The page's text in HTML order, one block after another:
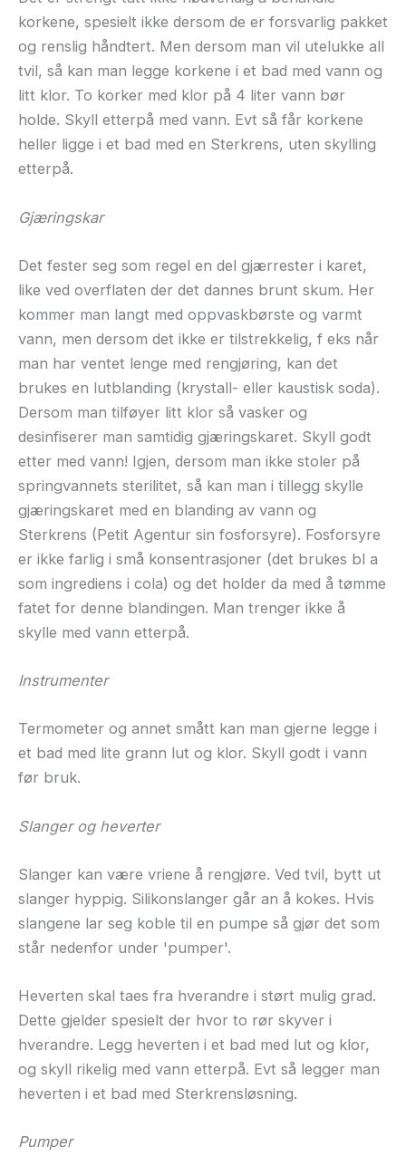
korkene, spesielt ikke dersom de er forsvarlig pakket
og renslig håndtert. Men dersom man vil utelukke all
tvil, så kan man legge korkene i et bad med vann og
litt klor. To korker med klor på 4 liter vann bør
holde. Skyll etterpå med vann. Evt så får korkene
heller ligge i et bad med en Sterkrens, uten skylling
etterpå.
Gjæringskar
Det fester seg som regel en del gjærrester i karet,
like ved overflaten der det dannes brunt skum. Her
kommer man langt med oppvaskbørste og varmt
vann, men dersom det ikke er tilstrekkelig, f eks når
man har ventet lenge med rengjøring, kan det
brukes en lutblanding (krystall- eller kaustisk soda).
Dersom man tilføyer litt klor så vasker og
desinfiserer man samtidig gjæringskaret. Skyll godt
etter med vann! Igjen, dersom man ikke stoler på
springvannets sterilitet, så kan man i tillegg skylle
gjæringskaret med en blanding av vann og
Sterkrens (Petit Agentur sin fosforsyre). Fosforsyre
er ikke farlig i små konsentrasjoner (det brukes bl a
som ingrediens i cola) og det holder da med å tømme
fatet for denne blandingen. Man trenger ikke å
skylle med vann etterpå.
Instrumenter
Termometer og annet smått kan man gjerne legge i
et bad med lite grann lut og klor. Skyll godt i vann
før bruk.
Slanger og heverter
Slanger kan være vriene å rengjøre. Ved tvil, bytt ut
slanger hyppig. Silikonslanger går an å kokes. Hvis
slangene lar seg koble til en pumpe så gjør det som
står nedenfor under 'pumper'.
Heverten skal taes fra hverandre i størt mulig grad.
Dette gjelder spesielt der hvor to rør skyver i
hverandre. Legg heverten i et bad med lut og klor,
og skyll rikelig med vann etterpå. Evt så legger man
heverten i et bad med Sterkrensløsning.
Pumper